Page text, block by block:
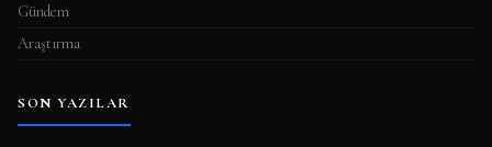
Gündem
Araştırma
SON YAZILAR